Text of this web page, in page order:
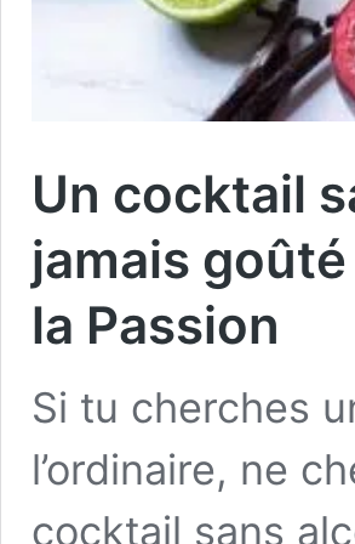
Un cocktail
jamais
la Passion
Si tu cherches
l’ordinaire, ne
cocktail sans